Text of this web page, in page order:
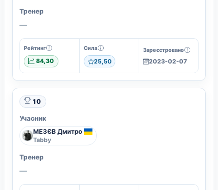
Тренер
—
Рейтинг
84,30
Сила
25,50
Зареєстровано
2023-02-07
10
Учасник
МЕЗЄВ Дмитро
Tabby
Тренер
—